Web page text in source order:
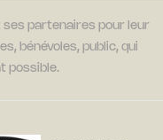
partenaires pour leur
bénévoles, public, qui
possible.